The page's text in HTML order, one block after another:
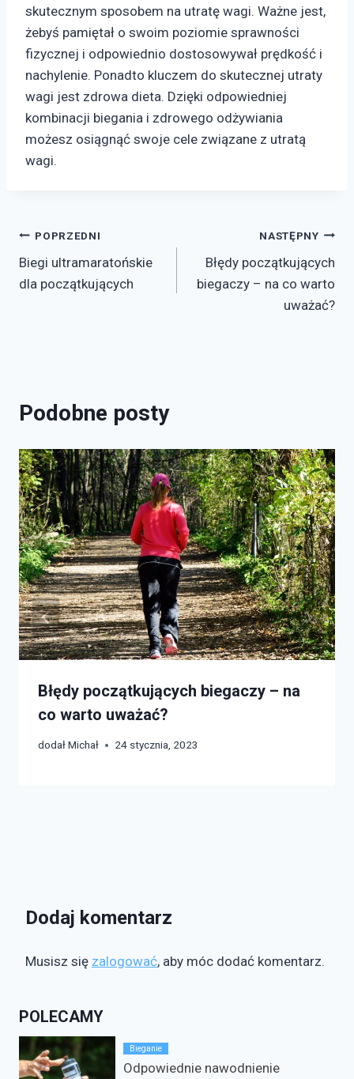
skutecznym sposobem na utratę wagi. Ważne jest,
żebyś pamiętał o swoim poziomie sprawności
fizycznej i odpowiednio dostosowywał prędkość i
nachylenie. Ponadto kluczem do skutecznej utraty
wagi jest zdrowa dieta. Dzięki odpowiedniej
kombinacji biegania i zdrowego odżywiania
możesz osiągnąć swoje cele związane z utratą
wagi.
Nawigacja
wpisu
POPRZEDNI
Biegi ultramaratońskie
dla początkujących
NASTĘPNY
Błędy początkujących
biegaczy – na co warto
uważać?
Podobne posty
Błędy początkujących biegaczy – na
co warto uważać?
dodałMichał 24 stycznia, 2023
Dodaj komentarz
Musisz się zalogować, aby móc dodać komentarz.
POLECAMY
Bieganie
Odpowiednie nawodnienie